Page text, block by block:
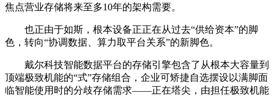
焦点营业存储将来至多10年的架构需要。
也正由于如斯，根本设备正正在从过去“供给资本”的脚
色，转向“协调数据、算力取平台关系”的新脚色。
戴尔科技智能数据平台的存储引擎包含了从根本大容量到
顶端极致机能的“式”存储组合，企业可矫捷自选摆设以满脚面
临智能使用时的分歧存储需求——正在塔尖，由担任极致机能